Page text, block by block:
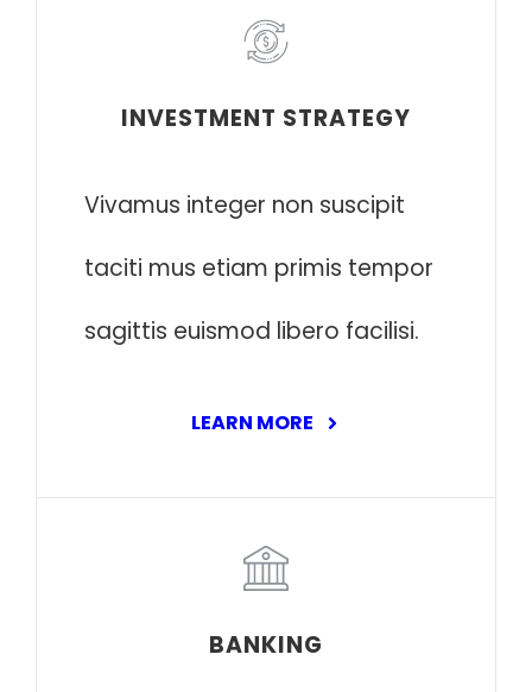
INVESTMENT STRATEGY
Vivamus integer non suscipit
taciti mus etiam primis tempor
sagittis euismod libero facilisi.
LEARN MORE
BANKING